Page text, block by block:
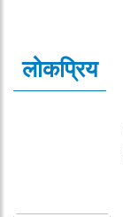
लोकप्रिय